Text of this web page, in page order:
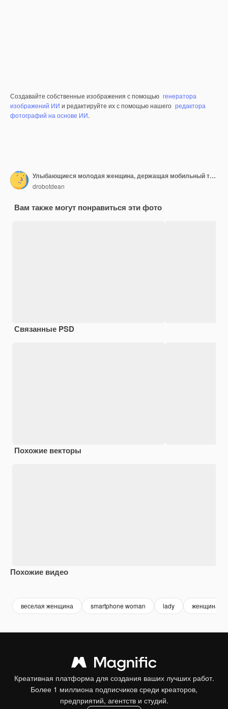
Создавайте собственные изображения с помощью генератора
изображений ИИ и редактируйте их с помощью нашего редактора
фотографий на основе ИИ.
Улыбающиеся молодая женщина, держащая мобильный телефон и кредитную карту.
drobotdean
Вам также могут понравиться эти фото
Связанные PSD
Похожие векторы
Похожие видео
веселая женщина smartphone woman lady женщина
Креативная платформа для создания ваших лучших работ.
Более 1 миллиона подписчиков среди креаторов,
предприятий, агентств и студий.